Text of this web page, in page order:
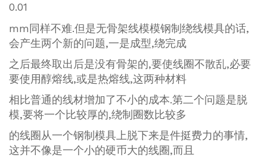
0.01
mm同样不难.但是无骨架线模模钢制绕线模具的话,
会产生两个新的问题,一是成型,绕完成
之后最终取出后是没有骨架的,要使线圈不散乱,必要
要使用醇熔线,或是热熔线,这两种材料
相比普通的线材增加了不小的成本.第二个问题是脱
模,要将一个比较厚的,绕制圈数比较多
的线圈从一个钢制模具上脱下来是件挺费力的事情,
这并不像是一个小的硬币大的线圈,而且